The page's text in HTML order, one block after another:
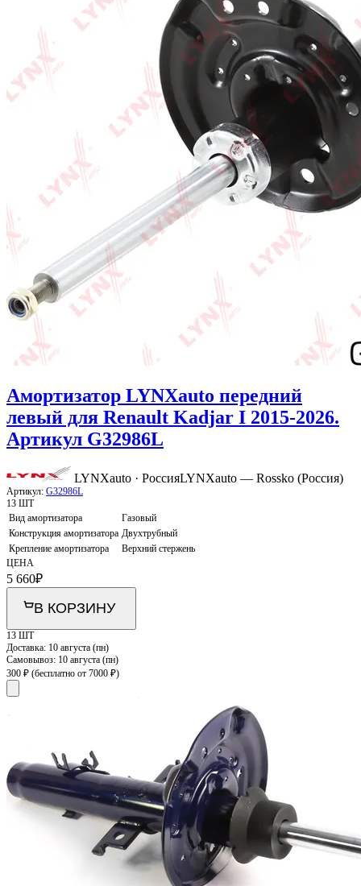
Амортизатор LYNXauto передний
левый для Renault Kadjar I 2015-2026.
Артикул G32986L
LYNXauto · РоссияLYNXauto — Rossko (Россия)
Артикул: G32986L
13 ШТ
Вид амортизатора
Газовый
Конструкция амортизатора Двухтрубный
Крепление амортизатора
Верхний стержень
ЦЕНА
5 660₽
В КОРЗИНУ
13 ШТ
Доставка: 10 августа (пн)
Самовывоз: 10 августа (пн)
300 ₽ (бесплатно от 7000 ₽)